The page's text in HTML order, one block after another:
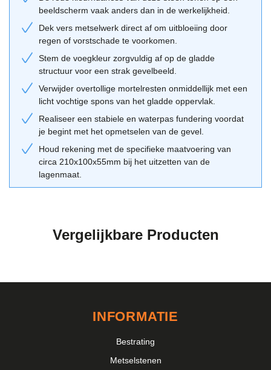
metselstenen rood
voor vergelijkbare opties.
Combinatietips van Geba 467
Combineer deze rode metselsteen met een lichtgrijze of beige
voeg voor een tijdloos resultaat. Een verdiepte voeg kan extra
schaduwwerking geven, wat de strakke lijnen van de
vormbaksteen benadrukt. Voor deze steen is zowel een
wildverband als een halfsteensverband zeer geschikt. Pak stenen
altijd van meerdere pallets door elkaar voor een natuurlijk
kleurverloop over de gehele gevel. Gebruik onzeadviestool
zien hoe deze steen reageert op verschillende voegkleuren en
kozijntinten.
beeldscherm vaak anders dan in de werkelijkheid.
Dek vers metselwerk direct af om uitbloeiing door
regen of vorstschade te voorkomen.
Stem de voegkleur zorgvuldig af op de gladde
structuur voor een strak gevelbeeld.
Verwijder overtollige mortelresten onmiddellijk met een
licht vochtige spons van het gladde oppervlak.
Realiseer een stabiele en waterpas fundering voordat
je begint met het opmetselen van de gevel.
Houd rekening met de specifieke maatvoering van
circa 210x100x55mm bij het uitzetten van de
lagenmaat.
Vergelijkbare Producten
INFORMATIE
Bestrating
Metselstenen